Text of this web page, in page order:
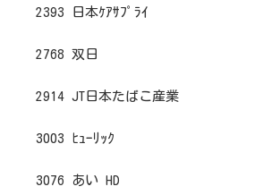
2393 日本ｹｱｻﾌﾟﾗｲ
2768 双日
2914 JT日本たばこ産業
3003 ﾋｭｰﾘｯｸ
3076 あい HD